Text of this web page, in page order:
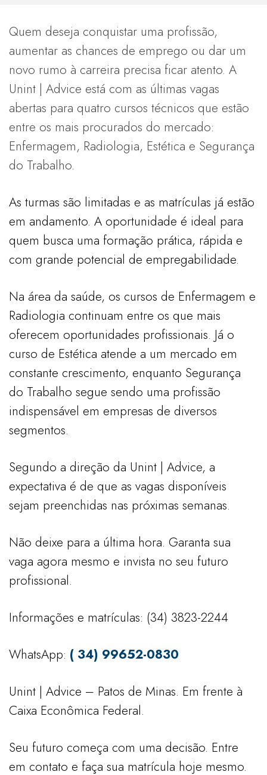
Quem deseja conquistar uma profissão,
aumentar as chances de emprego ou dar um
novo rumo à carreira precisa ficar atento. A
Unint | Advice está com as últimas vagas
abertas para quatro cursos técnicos que estão
entre os mais procurados do mercado:
Enfermagem, Radiologia, Estética e Segurança
do Trabalho.
As turmas são limitadas e as matrículas já estão
em andamento. A oportunidade é ideal para
quem busca uma formação prática, rápida e
com grande potencial de empregabilidade.
Na área da saúde, os cursos de Enfermagem e
Radiologia continuam entre os que mais
oferecem oportunidades profissionais. Já o
curso de Estética atende a um mercado em
constante crescimento, enquanto Segurança
do Trabalho segue sendo uma profissão
indispensável em empresas de diversos
segmentos.
Segundo a direção da Unint | Advice, a
expectativa é de que as vagas disponíveis
sejam preenchidas nas próximas semanas.
Não deixe para a última hora. Garanta sua
vaga agora mesmo e invista no seu futuro
profissional.
Informações e matrículas: (34) 3823-2244
WhatsApp: ( 34) 99652-0830
Unint | Advice – Patos de Minas. Em frente à
Caixa Econômica Federal.
Seu futuro começa com uma decisão. Entre
em contato e faça sua matrícula hoje mesmo.